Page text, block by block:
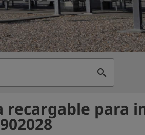
search
recargable para